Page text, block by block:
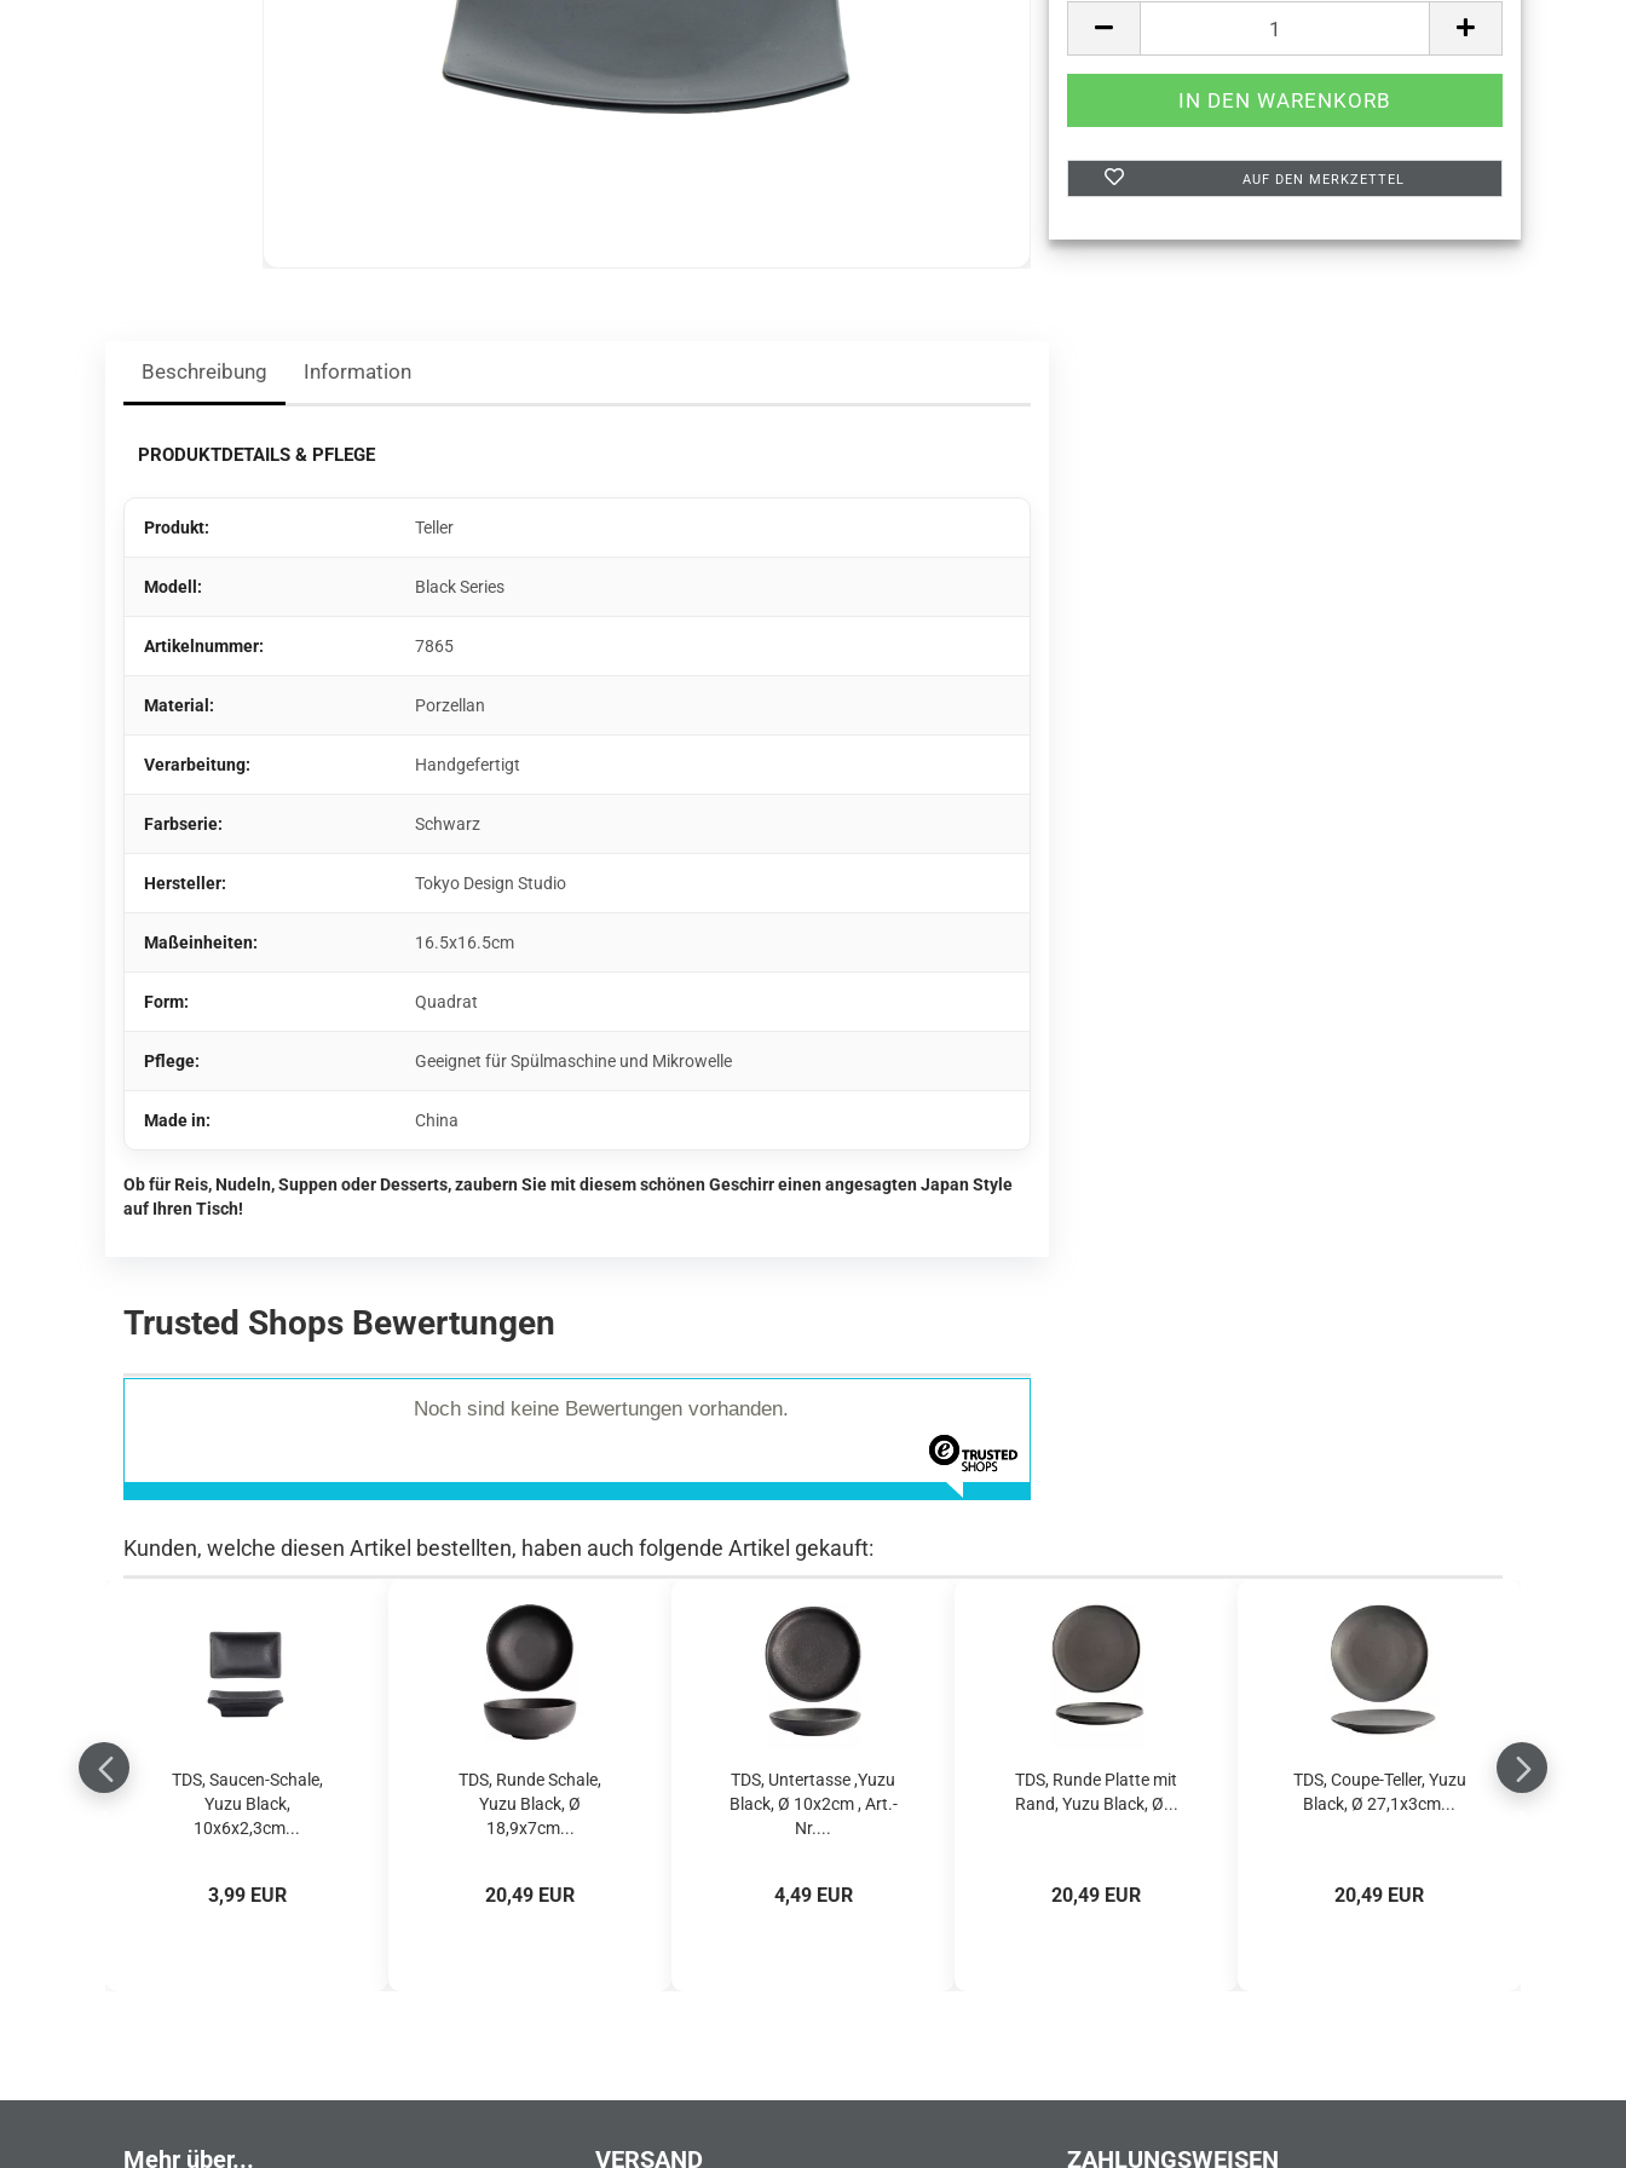
AUF DEN MERKZETTEL
Beschreibung Information
PRODUKTDETAILS & PFLEGE
Produkt: Teller
Modell: Black Series
Artikelnummer: 7865
Material: Porzellan
Verarbeitung: Handgefertigt
Farbserie: Schwarz
Hersteller: Tokyo Design Studio
Maßeinheiten: 16.5x16.5cm
Form: Quadrat
Pflege: Geeignet für Spülmaschine und Mikrowelle
Made in: China
Ob für Reis, Nudeln, Suppen oder Desserts, zaubern Sie mit diesem schönen Geschirr einen angesagten Japan Style
auf Ihren Tisch!
Trusted Shops Bewertungen
Noch sind keine Bewertungen vorhanden.
Kunden, welche diesen Artikel bestellten, haben auch folgende Artikel gekauft:
TDS, Saucen-Schale,
Yuzu Black,
10x6x2,3cm...
3,99 EUR
TDS, Runde Schale,
Yuzu Black, Ø
18,9x7cm...
20,49 EUR
TDS, Untertasse ,Yuzu
Black, Ø 10x2cm , Art.-
Nr....
4,49 EUR
TDS, Runde Platte mit
Rand, Yuzu Black, Ø...
20,49 EUR
TDS, Coupe-Teller, Yuzu
Black, Ø 27,1x3cm...
20,49 EUR
Mehr über... VERSAND ZAHLUNGSWEISEN